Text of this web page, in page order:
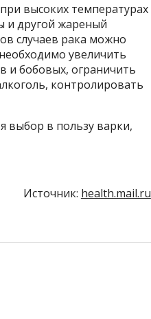
высоких температурах
и другой жареный
случаев рака можно
увеличить
и бобовых, ограничить
контролировать
выбор в пользу варки,
Источник: health.mail.ru